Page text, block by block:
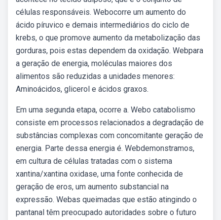
células responsáveis. Webocorre um aumento do
ácido píruvico e demais intermediários do ciclo de
krebs, o que promove aumento da metabolização das
gorduras, pois estas dependem da oxidação. Webpara
a geração de energia, moléculas maiores dos
alimentos são reduzidas a unidades menores:
Aminoácidos, glicerol e ácidos graxos.
Em uma segunda etapa, ocorre a. Webo catabolismo
consiste em processos relacionados a degradação de
substâncias complexas com concomitante geração de
energia. Parte dessa energia é. Webdemonstramos,
em cultura de células tratadas com o sistema
xantina/xantina oxidase, uma fonte conhecida de
geração de eros, um aumento substancial na
expressão. Webas queimadas que estão atingindo o
pantanal têm preocupado autoridades sobre o futuro